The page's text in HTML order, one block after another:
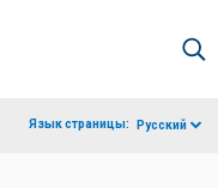
Язык страницы: Русский